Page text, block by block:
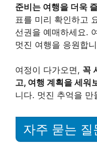
준비는 여행을 더욱
표를 미리 확인하고
선권을 예매하세요.
멋진 여행을 응원합
여정이 다가오면, 꼭
고, 여행 계획을 세워
니다. 멋진 추억을 만
자주 묻는 질